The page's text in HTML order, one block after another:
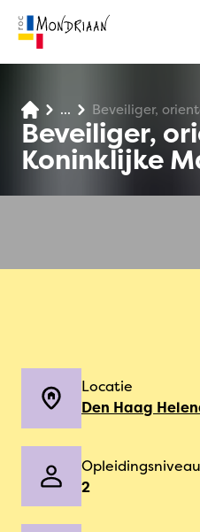
🎉 ...
Beveiliger,
Koninklijke
Locatie
Den Haag
Opleidingsniveau
2